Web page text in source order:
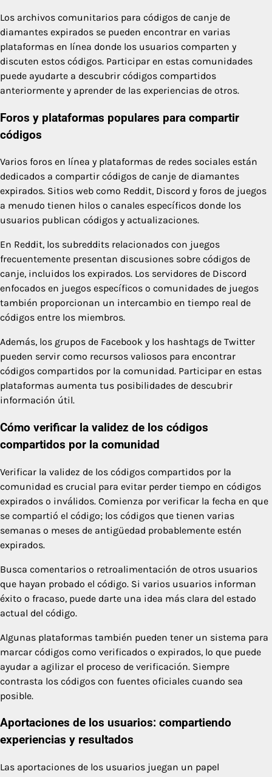
Los archivos comunitarios para códigos de canje de
diamantes expirados se pueden encontrar en varias
plataformas en línea donde los usuarios comparten y
discuten estos códigos. Participar en estas comunidades
puede ayudarte a descubrir códigos compartidos
anteriormente y aprender de las experiencias de otros.
Foros y plataformas populares para compartir
códigos
Varios foros en línea y plataformas de redes sociales están
dedicados a compartir códigos de canje de diamantes
expirados. Sitios web como Reddit, Discord y foros de juegos
a menudo tienen hilos o canales específicos donde los
usuarios publican códigos y actualizaciones.
En Reddit, los subreddits relacionados con juegos
frecuentemente presentan discusiones sobre códigos de
canje, incluidos los expirados. Los servidores de Discord
enfocados en juegos específicos o comunidades de juegos
también proporcionan un intercambio en tiempo real de
códigos entre los miembros.
Además, los grupos de Facebook y los hashtags de Twitter
pueden servir como recursos valiosos para encontrar
códigos compartidos por la comunidad. Participar en estas
plataformas aumenta tus posibilidades de descubrir
información útil.
Cómo verificar la validez de los códigos
compartidos por la comunidad
Verificar la validez de los códigos compartidos por la
comunidad es crucial para evitar perder tiempo en códigos
expirados o inválidos. Comienza por verificar la fecha en que
se compartió el código; los códigos que tienen varias
semanas o meses de antigüedad probablemente estén
expirados.
Busca comentarios o retroalimentación de otros usuarios
que hayan probado el código. Si varios usuarios informan
éxito o fracaso, puede darte una idea más clara del estado
actual del código.
Algunas plataformas también pueden tener un sistema para
marcar códigos como verificados o expirados, lo que puede
ayudar a agilizar el proceso de verificación. Siempre
contrasta los códigos con fuentes oficiales cuando sea
posible.
Aportaciones de los usuarios: compartiendo
experiencias y resultados
Las aportaciones de los usuarios juegan un papel